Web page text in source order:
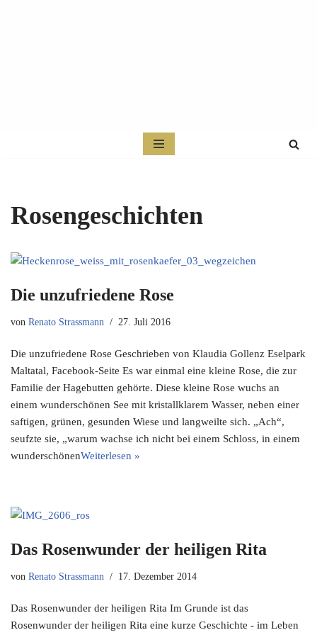
Rosengeschichten
Die unzufriedene Rose
von Renato Strassmann 27. Juli 2016
Die unzufriedene Rose Geschrieben von Klaudia Gollenz Eselpark
Maltatal, Facebook-Seite Es war einmal eine kleine Rose, die zur
Familie der Hagebutten gehörte. Diese kleine Rose wuchs an
einem wunderschönen See mit kristallklarem Wasser, neben einer
saftigen, grünen, gesunden Wiese und langweilte sich. „Ach“,
seufzte sie, „warum wachse ich nicht bei einem Schloss, in einem
wunderschönenWeiterlesen »
Das Rosenwunder der heiligen Rita
von Renato Strassmann 17. Dezember 2014
Das Rosenwunder der heiligen Rita Im Grunde ist das
Rosenwunder der heiligen Rita eine kurze Geschichte - im Leben